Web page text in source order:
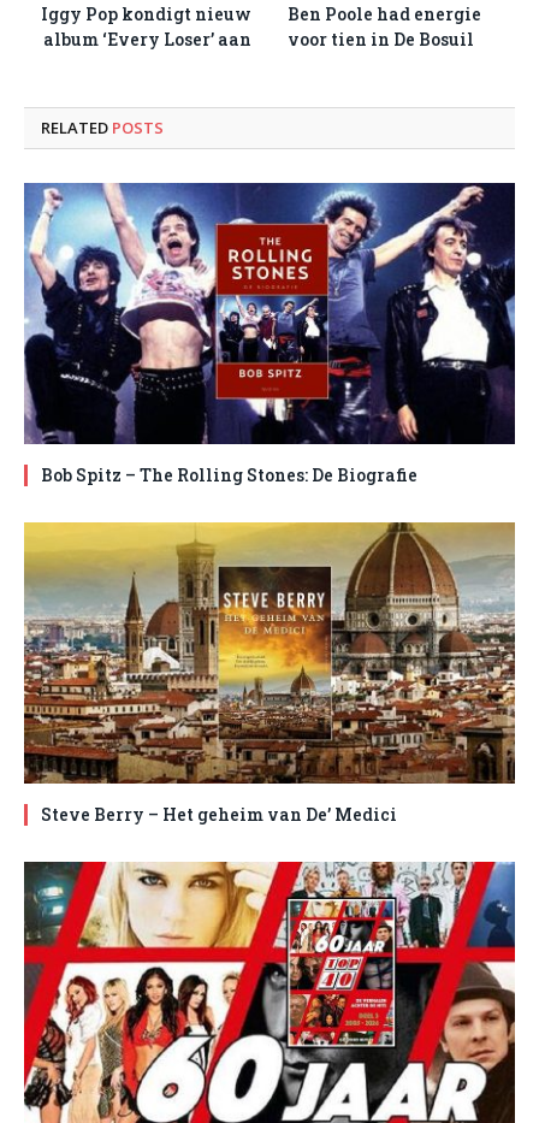
Iggy Pop kondigt nieuw
album ‘Every Loser’ aan
Ben Poole had energie
voor tien in De Bosuil
RELATED POSTS
Bob Spitz – The Rolling Stones: De Biografie
Steve Berry – Het geheim van De’ Medici